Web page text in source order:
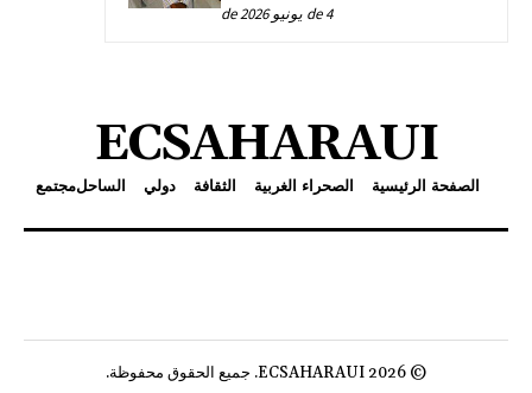
4 de يونيو de 2026
ECSAHARAUI
الصفحة الرئيسية الصحراء الغربية الثقافة دولي الساحلمجتمع
© 2026 ECSAHARAUI. جميع الحقوق محفوظة.